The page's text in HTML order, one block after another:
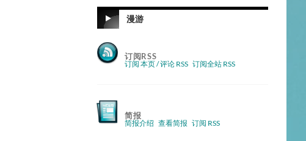
漫游
订阅RSS
订阅 本页 / 评论 RSS 订阅全站 RSS
简报
简报介绍 查看简报 订阅 RSS